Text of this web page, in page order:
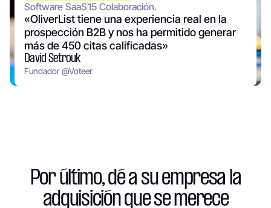
Software SaaS15 Colaboración.
«OliverList tiene una experiencia real en la
prospección B2B y nos ha permitido generar
más de 450 citas calificadas»
David Setrouk
Fundador@Voteer
Por último, dé a su empresa la
adquisición que se merece